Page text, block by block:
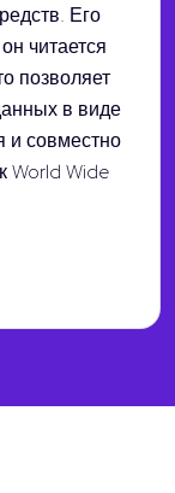
Его
читается
позволяет
в виде
и совместно
World Wide